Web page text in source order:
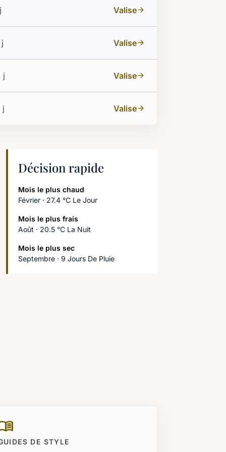
Valisearrow_forward
j Valisearrow_forward
j Valisearrow_forward
j Valisearrow_forward
Décision rapide
Mois le plus chaud
Février · 27.4 °C Le Jour
Mois le plus frais
Août · 20.5 °C La Nuit
Mois le plus sec
Septembre · 9 Jours De Pluie
DE STYLE